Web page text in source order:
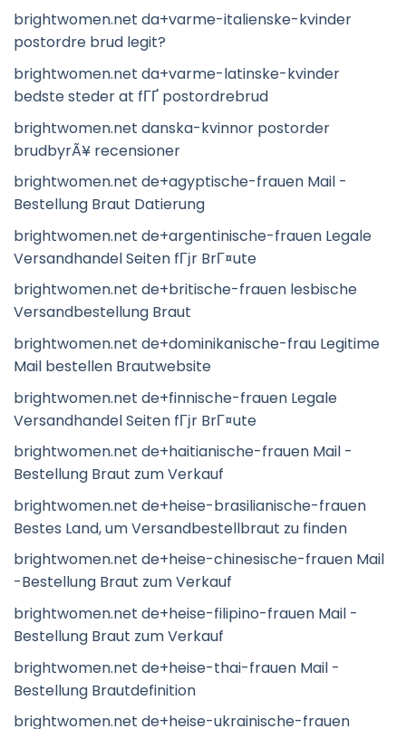
brightwomen.net da+varme-italienske-kvinder
postordre brud legit?
brightwomen.net da+varme-latinske-kvinder
bedste steder at fГҐ postordrebrud
brightwomen.net danska-kvinnor postorder
brudbyrÃ¥ recensioner
brightwomen.net de+agyptische-frauen Mail -
Bestellung Braut Datierung
brightwomen.net de+argentinische-frauen Legale
Versandhandel Seiten fГјr BrГ¤ute
brightwomen.net de+britische-frauen lesbische
Versandbestellung Braut
brightwomen.net de+dominikanische-frau Legitime
Mail bestellen Brautwebsite
brightwomen.net de+finnische-frauen Legale
Versandhandel Seiten fГјr BrГ¤ute
brightwomen.net de+haitianische-frauen Mail -
Bestellung Braut zum Verkauf
brightwomen.net de+heise-brasilianische-frauen
Bestes Land, um Versandbestellbraut zu finden
brightwomen.net de+heise-chinesische-frauen Mail
-Bestellung Braut zum Verkauf
brightwomen.net de+heise-filipino-frauen Mail -
Bestellung Braut zum Verkauf
brightwomen.net de+heise-thai-frauen Mail -
Bestellung Brautdefinition
brightwomen.net de+heise-ukrainische-frauen